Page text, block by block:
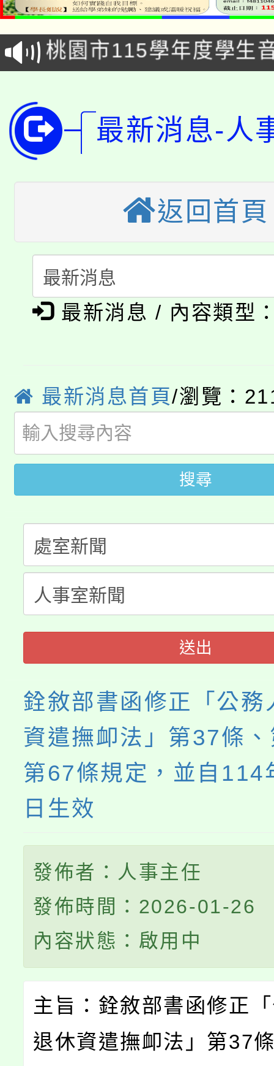
代理(課)教師甄選結果(
「2026金融保險知識
車」活動
桃園市115學年度學生
生本土語及新住民語歌
公告本校115學年度第
代理(課)教師甄選結果(
代理(課)教師甄選結果(
轉知中國文化大學推廣
程，歡迎學生輔導中心
系所師生報名參加。
縣市「校園短影音徵
踴躍報名參加。
桃園市115學年度學生
「桃園市補助參觀特色
展演活動實施計畫」
115年度「教育部表揚
義教育推展貢獻獎」
公告本校115學年度第
代理(課)教師甄選結果(
「2026金融保險知識
生本土語及新住民語歌
代理(課)教師甄選結果(
公告本校115學年度第
代理(課)教師甄選結果(
轉知中國文化大學推廣
《TA101》溝通分析基
心理、諮商輔導、社會
系所師生報名參加。
轉知苗栗縣政府辦理
門員」簡章及活動海報
踴躍報名參加。
桃園市115學年度學生
要點
「桃園市補助參觀特色
展演活動實施計畫」
115年度「教育部表揚
義教育推展貢獻獎」
最新消息-人
返回首頁
最新消息 / 內容類型
最新消息首頁/瀏覽：
搜尋
送出
銓敘部書函修正「公務
資遣撫卹法」第37條
第67條規定，並自114
日生效
發佈者：人事主任
發佈時間：2026-01-26
內容狀態：啟用中
主旨：銓敘部書函修正
退休資遣撫卹法」第37